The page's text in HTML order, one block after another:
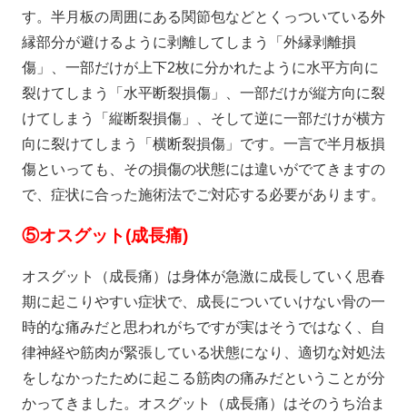
す。半月板の周囲にある関節包などとくっついている外
縁部分が避けるように剥離してしまう「外縁剥離損
傷」、一部だけが上下2枚に分かれたように水平方向に
裂けてしまう「水平断裂損傷」、一部だけが縦方向に裂
けてしまう「縦断裂損傷」、そして逆に一部だけが横方
向に裂けてしまう「横断裂損傷」です。一言で半月板損
傷といっても、その損傷の状態には違いがでてきますの
で、症状に合った施術法でご対応する必要があります。
⑤オスグット(成長痛)
オスグット（成長痛）は身体が急激に成長していく思春
期に起こりやすい症状で、成長についていけない骨の一
時的な痛みだと思われがちですが実はそうではなく、自
律神経や筋肉が緊張している状態になり、適切な対処法
をしなかったために起こる筋肉の痛みだということが分
かってきました。オスグット（成長痛）はそのうち治ま